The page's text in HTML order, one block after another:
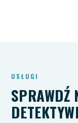
USŁUGI
SPRAWDŹ